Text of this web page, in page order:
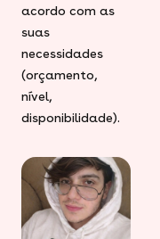
acordo com as
suas
necessidades
(orçamento,
nível,
disponibilidade).